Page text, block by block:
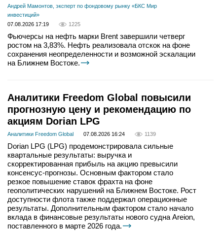
Андрей Мамонтов, эксперт по фондовому рынку «БКС Мир
инвестиций»
07.08.2026 17:19
1225
Фьючерсы на нефть марки Brent завершили четверг
ростом на 3,83%. Нефть реализовала отскок на фоне
сохранения неопределенности и возможной эскалации
на Ближнем Востоке.
Аналитики Freedom Global повысили
прогнозную цену и рекомендацию по
акциям Dorian LPG
Аналитики Freedom Global 07.08.2026 16:24 1139
Dorian LPG (LPG) продемонстрировала сильные
квартальные результаты: выручка и
скорректированная прибыль на акцию превысили
консенсус-прогнозы. Основным фактором стало
резкое повышение ставок фрахта на фоне
геополитических нарушений на Ближнем Востоке. Рост
доступности флота также поддержал операционные
результаты. Дополнительным фактором стало начало
вклада в финансовые результаты нового судна Areion,
поставленного в марте 2026 года.